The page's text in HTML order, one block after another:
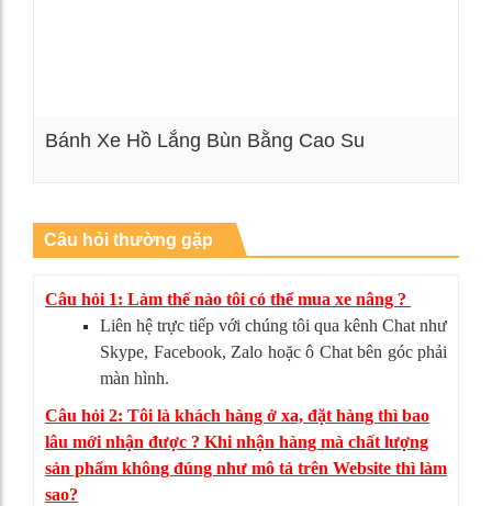
Bánh Xe Hồ Lắng Bùn Bằng Cao Su
Câu hỏi thường gặp
Câu hỏi 1: Làm thế nào tôi có thể mua xe nâng ?
Liên hệ trực tiếp với chúng tôi qua kênh Chat như
Skype, Facebook, Zalo hoặc ô Chat bên góc phải
màn hình.
Câu hỏi 2: Tôi là khách hàng ở xa, đặt hàng thì bao
lâu mới nhận được ? Khi nhận hàng mà chất lượng
sản phẩm không đúng như mô tả trên Website thì làm
sao?